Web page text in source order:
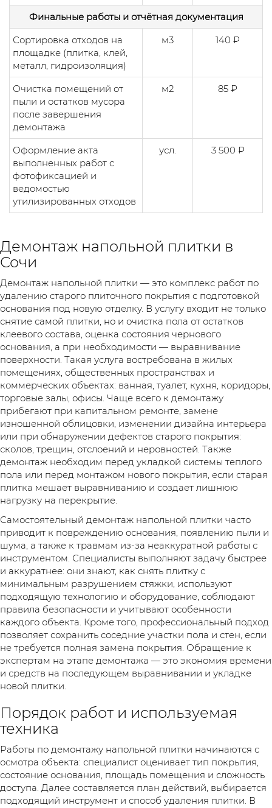
Финальные работы и отчётная документация
Сортировка отходов на
площадке (плитка, клей,
металл, гидроизоляция)
м3 140 ₽
Очистка помещений от
пыли и остатков мусора
после завершения
демонтажа
м2 85 ₽
Оформление акта
выполненных работ с
фотофиксацией и
ведомостью
утилизированных отходов
усл. 3 500 ₽
Демонтаж напольной плитки в
Сочи
Демонтаж напольной плитки — это комплекс работ по
удалению старого плиточного покрытия с подготовкой
основания под новую отделку. В услугу входит не только
снятие самой плитки, но и очистка пола от остатков
клеевого состава, оценка состояния чернового
основания, а при необходимости — выравнивание
поверхности. Такая услуга востребована в жилых
помещениях, общественных пространствах и
коммерческих объектах: ванная, туалет, кухня, коридоры,
торговые залы, офисы. Чаще всего к демонтажу
прибегают при капитальном ремонте, замене
изношенной облицовки, изменении дизайна интерьера
или при обнаружении дефектов старого покрытия:
сколов, трещин, отслоений и неровностей. Также
демонтаж необходим перед укладкой системы теплого
пола или перед монтажом нового покрытия, если старая
плитка мешает выравниванию и создает лишнюю
нагрузку на перекрытие.
Самостоятельный демонтаж напольной плитки часто
приводит к повреждению основания, появлению пыли и
шума, а также к травмам из-за неаккуратной работы с
инструментом. Специалисты выполняют задачу быстрее
и аккуратнее: они знают, как снять плитку с
минимальным разрушением стяжки, используют
подходящую технологию и оборудование, соблюдают
правила безопасности и учитывают особенности
каждого объекта. Кроме того, профессиональный подход
позволяет сохранить соседние участки пола и стен, если
не требуется полная замена покрытия. Обращение к
экспертам на этапе демонтажа — это экономия времени
и средств на последующем выравнивании и укладке
новой плитки.
Порядок работ и используемая
техника
Работы по демонтажу напольной плитки начинаются с
осмотра объекта: специалист оценивает тип покрытия,
состояние основания, площадь помещения и сложность
доступа. Далее составляется план действий, выбирается
подходящий инструмент и способ удаления плитки. В